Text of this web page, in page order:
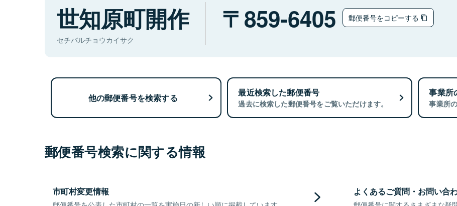
世知原町開作
セチバルチョウカイサク
859-6405 郵便番号をコピーする
他の郵便番号を検索する 最近検索した郵便番号
過去に検索した郵便番号をご覧いただけます。
事業所
事業所
郵便番号検索に関する情報
市町村変更情報 よくあるご質問・お問い合